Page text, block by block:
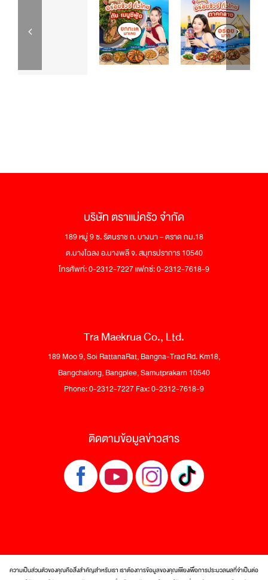
ความเป็นส่วนตัวของคุณคือสิ่งสำคัญสำหรับเรา เราต้องการข้อมูลของคุณเพียงเพื่อการประมวลผลที่จำเป็นต่อ
บริษัท ตราแม่ครัว จำกัด
189 หมู่ 9 ซ. รัตนราช ถ. บางนา – ตราด กม.18
ต.บางโฉลง อ.บางพลี จ. สมุทรปราการ 10540
โทรศัพท์: 0-2312-7227 แฟกซ์: 0-2312-7618-9
Tra Maekrua Co., Ltd.
189 Moo 9, Soi RattanaRat, Bangna-Trad Rd. Km18,
Bangchalong, Bangplee, Samutprakarn 10540
Phone: 0-2312-7227 Fax: 0-2312-7618-9
ติดตามข้อมูลข่าวสาร